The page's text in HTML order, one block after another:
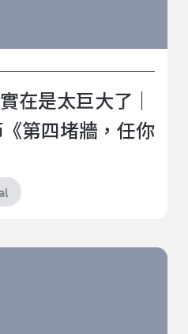
在是太巨大了｜
第四堵牆，任你
節《偷吃？好吃！》